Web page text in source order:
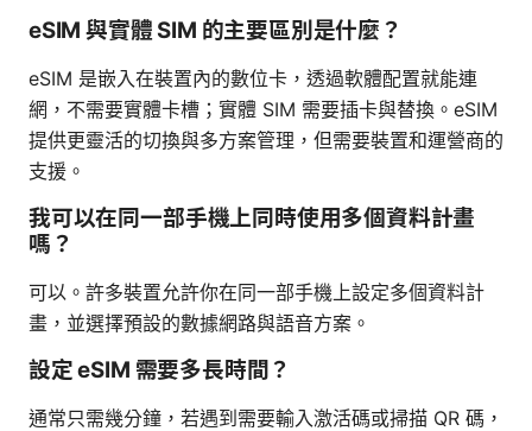
eSIM 與實體 SIM 的主要區別是什麼？
eSIM 是嵌入在裝置內的數位卡，透過軟體配置就能連
網，不需要實體卡槽；實體 SIM 需要插卡與替換。eSIM
提供更靈活的切換與多方案管理，但需要裝置和運營商的
支援。
我可以在同一部手機上同時使用多個資料計畫
嗎？
可以。許多裝置允許你在同一部手機上設定多個資料計
畫，並選擇預設的數據網路與語音方案。
設定 eSIM 需要多長時間？
通常只需幾分鐘，若遇到需要輸入激活碼或掃描 QR 碼，